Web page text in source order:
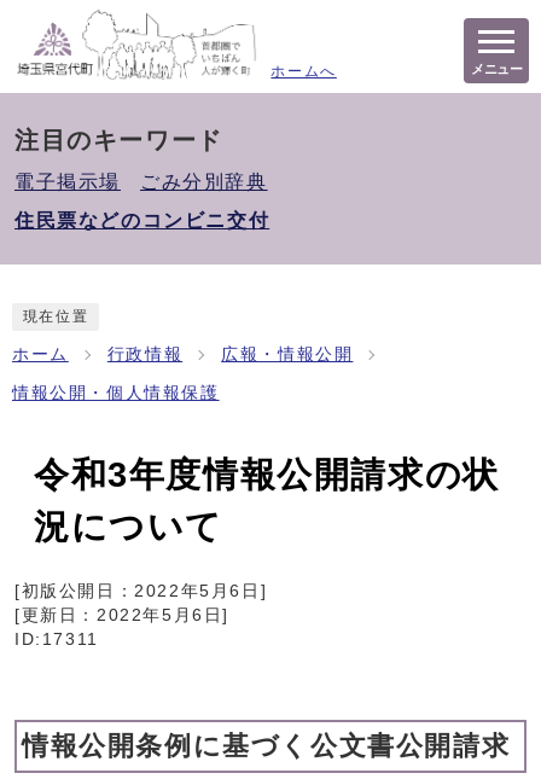
ホームへ メニュー
注目のキーワード
電子掲示場
ごみ分別辞典
住民票などのコンビニ交付
現在位置
ホーム 行政情報 広報・情報公開
情報公開・個人情報保護
令和3年度情報公開請求の状
況について
[初版公開日：2022年5月6日 ]
[更新日： 2022年5月6日]
ID:17311
情報公開条例に基づく公文書公開請求